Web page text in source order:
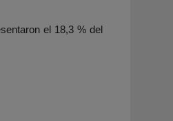
el 18,3 % del